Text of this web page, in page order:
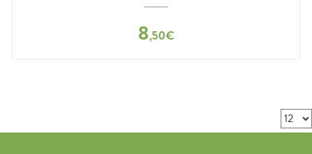
8,50€